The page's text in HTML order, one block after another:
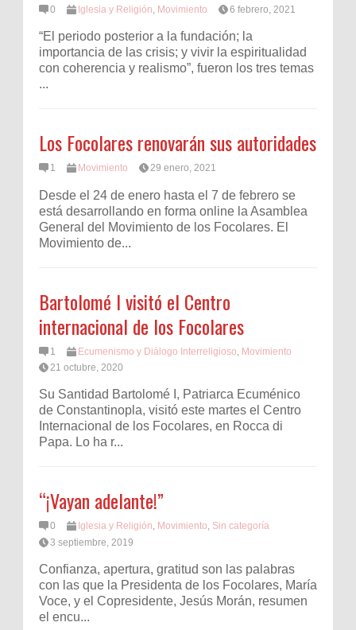
0 Iglesia y Religión, Movimiento 6 febrero, 2021
“El periodo posterior a la fundación; la
importancia de las crisis; y vivir la espiritualidad
con coherencia y realismo”, fueron los tres temas
...
Los Focolares renovarán sus autoridades
1 Movimiento 29 enero, 2021
Desde el 24 de enero hasta el 7 de febrero se
está desarrollando en forma online la Asamblea
General del Movimiento de los Focolares. El
Movimiento de...
Bartolomé I visitó el Centro
internacional de los Focolares
1 Ecumenismo y Diálogo Interreligioso Movimiento
21 octubre, 2020
Su Santidad Bartolomé I, Patriarca Ecuménico
de Constantinopla, visitó este martes el Centro
Internacional de los Focolares, en Rocca di
Papa. Lo ha r...
“¡Vayan adelante!”
0 Iglesia y Religión, Movimiento, Sin categoría
3 septiembre, 2019
Confianza, apertura, gratitud son las palabras
con las que la Presidenta de los Focolares, María
Voce, y el Copresidente, Jesús Morán, resumen
el encu...